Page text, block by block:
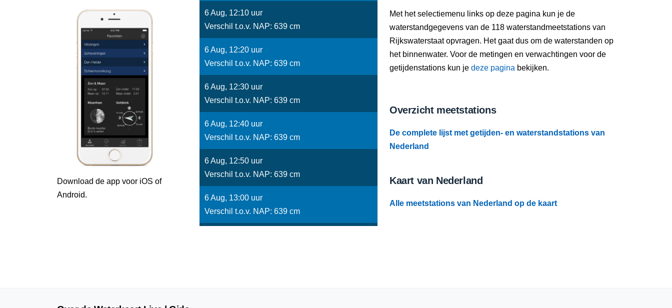
Download de app voor iOS of
Android.
6 Aug, 12:10 uur
Verschil t.o.v. NAP: 639 cm
6 Aug, 12:20 uur
Verschil t.o.v. NAP: 639 cm
6 Aug, 12:30 uur
Verschil t.o.v. NAP: 639 cm
6 Aug, 12:40 uur
Verschil t.o.v. NAP: 639 cm
6 Aug, 12:50 uur
Verschil t.o.v. NAP: 639 cm
6 Aug, 13:00 uur
Verschil t.o.v. NAP: 639 cm
Met het selectiemenu links op deze pagina kun je de
waterstandgegevens van de 118 waterstandmeetstations van
Rijkswaterstaat opvragen. Het gaat dus om de waterstanden op
het binnenwater. Voor de metingen en verwachtingen voor de
getijdenstations kun je deze pagina bekijken.
Overzicht meetstations
De complete lijst met getijden- en waterstandstations van
Nederland
Kaart van Nederland
Alle meetstations van Nederland op de kaart